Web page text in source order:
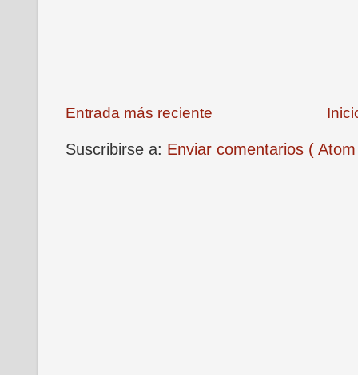
Entrada más reciente
Suscribirse a: Enviar comentarios (